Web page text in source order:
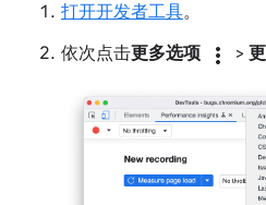
打开开发者工具。
依次点击更多选项 more_vert >